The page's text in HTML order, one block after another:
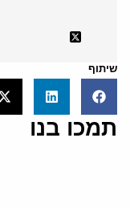
שיתוף
תמכו בנו